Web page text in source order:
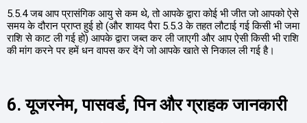
5.5.4 जब आप प्रासंगिक आयु से कम थे, तो आपके द्वारा कोई भी जीत जो आपको ऐसे
समय के दौरान प्राप्त हुई हो (और शायद पैरा 5.5.3 के तहत लौटाई गई किसी भी जमा
राशि से काट ली गई हो) आपके द्वारा जब्त कर ली जाएगी और आप ऐसी किसी भी राशि
की मांग करने पर हमें धन वापस कर देंगे जो आपके खाते से निकाल ली गई है।
6. यूजरनेम, पासवर्ड, पिन और ग्राहक जानकारी